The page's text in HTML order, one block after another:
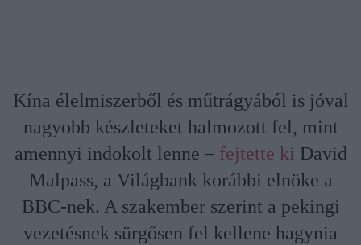
Kína élelmiszerből és műtrágyából is jóval
nagyobb készleteket halmozott fel, mint
amennyi indokolt lenne – fejtette ki David
Malpass, a Világbank korábbi elnöke a
BBC-nek. A szakember szerint a pekingi
vezetésnek sürgősen fel kellene hagynia